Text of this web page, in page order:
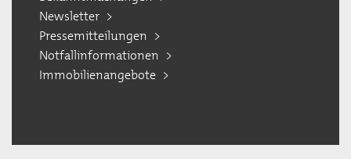
Newsletter
Pressemitteilungen
Notfallinformationen
Immobilienangebote